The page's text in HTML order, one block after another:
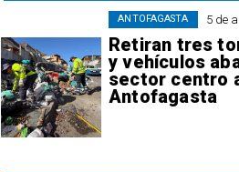
5 de
Retiran tres
y vehículos
sector centro
Antofagasta
ANTOFAGASTA